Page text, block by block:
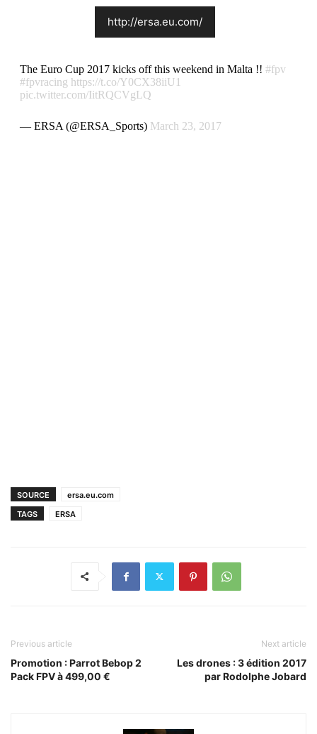
http://ersa.eu.com/
The Euro Cup 2017 kicks off this weekend in Malta !! #fpv
#fpvracing https://t.co/Y0CX38iiU1
pic.twitter.com/IitRQCVgLQ
— ERSA (@ERSA_Sports) March 23, 2017
SOURCE
ersa.eu.com
TAGS
ERSA
Previous article
Promotion : Parrot Bebop 2
Pack FPV à 499,00 €
Next article
Les drones : 3 édition 2017
par Rodolphe Jobard